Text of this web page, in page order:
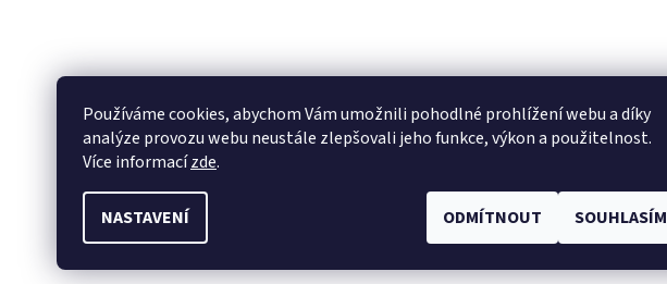
Používáme cookies, abychom Vám umožnili pohodlné prohlížení webu a díky
analýze provozu webu neustále zlepšovali jeho funkce, výkon a použitelnost.
Více informacízde.
NASTAVENÍ ODMÍTNOUT SOUHLASÍM